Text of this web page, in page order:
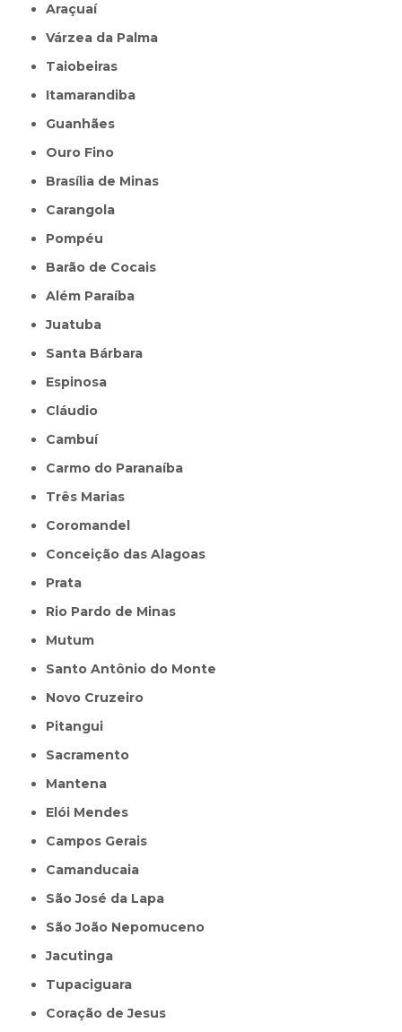
Araçuaí
Várzea da Palma
Taiobeiras
Itamarandiba
Guanhães
Ouro Fino
Brasília de Minas
Carangola
Pompéu
Barão de Cocais
Além Paraíba
Juatuba
Santa Bárbara
Espinosa
Cláudio
Cambuí
Carmo do Paranaíba
Três Marias
Coromandel
Conceição das Alagoas
Prata
Rio Pardo de Minas
Mutum
Santo Antônio do Monte
Novo Cruzeiro
Pitangui
Sacramento
Mantena
Elói Mendes
Campos Gerais
Camanducaia
São José da Lapa
São João Nepomuceno
Jacutinga
Tupaciguara
Coração de Jesus